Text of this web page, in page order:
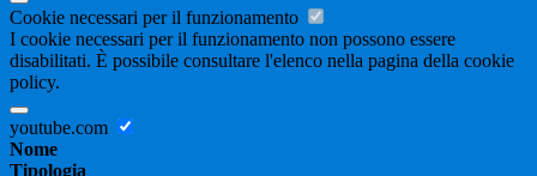
Cookie necessari per il funzionamento
I cookie necessari per il funzionamento non possono essere
disabilitati. È possibile consultare l'elenco nella pagina della cookie
policy.
youtube.com
Nome
Tipologia